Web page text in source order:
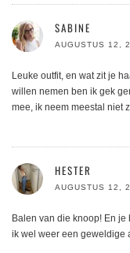
SABINE
AUGUSTUS 12,
Leuke outfit, en wat zit je
willen nemen ben ik gek
mee, ik neem meestal niet
HESTER
AUGUSTUS 12,
Balen van die knoop! En
ik wel weer een geweldige